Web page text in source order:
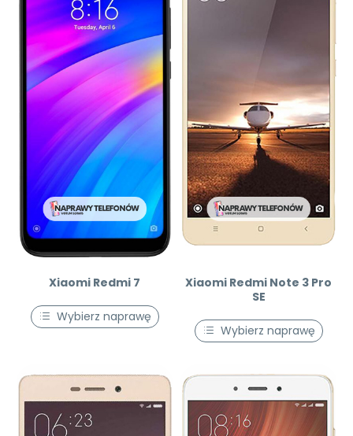
Xiaomi Redmi 7
Wybierz naprawę
Xiaomi Redmi Note 3 Pro
SE
Wybierz naprawę